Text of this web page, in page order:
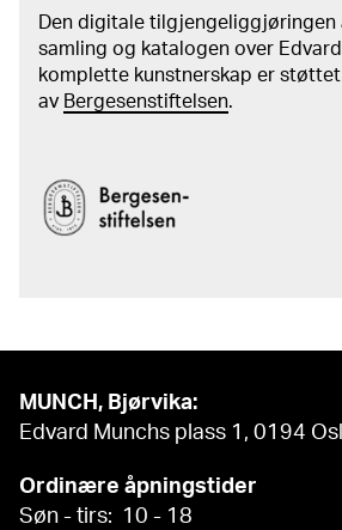
Den digitale tilgjengeliggjøringen
samling og katalogen over
komplette kunstnerskap er støttet
av Bergesenstiftelsen.
MUNCH, Bjørvika:
Edvard Munchs plass 1, 0194
Ordinære åpningstider
Søn - tirs: 10 - 18